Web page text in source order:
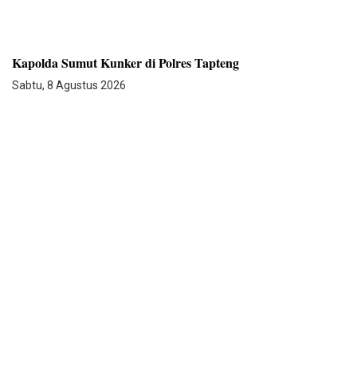
Kapolda Sumut Kunker di Polres Tapteng
Sabtu, 8 Agustus 2026